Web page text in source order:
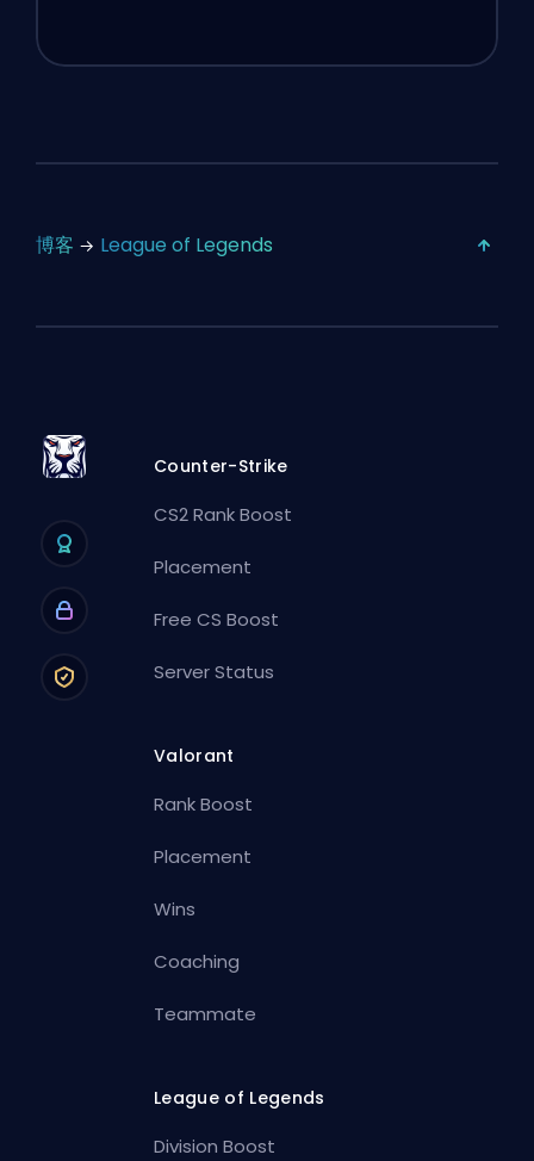
博客 League of Legends
Counter-Strike
CS2 Rank Boost
Placement
Free CS Boost
Server Status
Valorant
Rank Boost
Placement
Wins
Coaching
Teammate
League of Legends
Division Boost